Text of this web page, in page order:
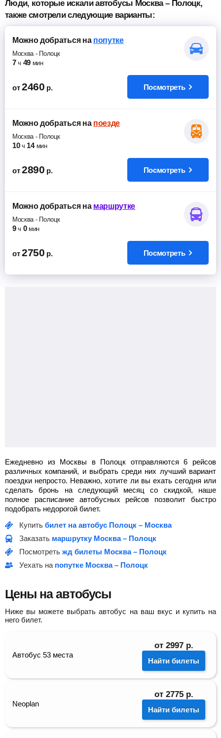
Люди, которые искали автобусы Москва – Полоцк,
также смотрели следующие варианты:
Можно добратьсяна попутке
Москва- Полоцк
7 ч 49 мин
от 2460 р. Посмотреть
Можно добратьсяна поезде
Москва- Полоцк
10 ч 14 мин
от 2890 р. Посмотреть
Можно добратьсяна маршрутке
Москва- Полоцк
9 ч 0 мин
от 2750 р. Посмотреть
Ежедневно из Москвы в Полоцк отправляются 6 рейсов
различных компаний, и выбрать среди них лучший вариант
поездки непросто. Неважно, хотите ли вы ехать сегодня или
сделать бронь на следующий месяц со скидкой, наше
полное расписание автобусных рейсов позволит быстро
подобрать недорогой билет.
Купить билет на автобус Полоцк – Москва
Заказать маршрутку Москва – Полоцк
Посмотреть жд билеты Москва – Полоцк
Уехать на попутке Москва – Полоцк
Цены на автобусы
Ниже вы можете выбрать автобус на ваш вкус и купить на
него билет.
Автобус 53 места
от 2997 р.
Найти билеты
Neoplan
от 2775 р.
Найти билеты